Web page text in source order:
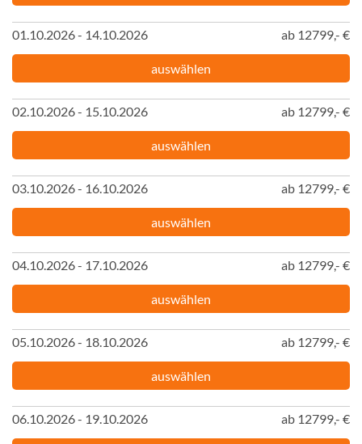
01.10.2026 - 14.10.2026 ab 12799,- €
auswählen
02.10.2026 - 15.10.2026 ab 12799,- €
auswählen
03.10.2026 - 16.10.2026 ab 12799,- €
auswählen
04.10.2026 - 17.10.2026 ab 12799,- €
auswählen
05.10.2026 - 18.10.2026 ab 12799,- €
auswählen
06.10.2026 - 19.10.2026 ab 12799,- €